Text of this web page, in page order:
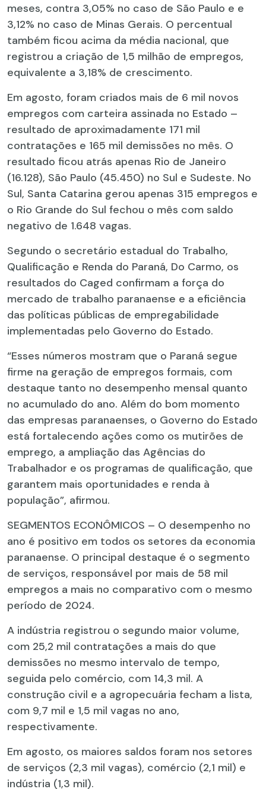
meses, contra 3,05% no caso de São Paulo e e
3,12% no caso de Minas Gerais. O percentual
também ficou acima da média nacional, que
registrou a criação de 1,5 milhão de empregos,
equivalente a 3,18% de crescimento.
Em agosto, foram criados mais de 6 mil novos
empregos com carteira assinada no Estado –
resultado de aproximadamente 171 mil
contratações e 165 mil demissões no mês. O
resultado ficou atrás apenas Rio de Janeiro
(16.128), São Paulo (45.450) no Sul e Sudeste. No
Sul, Santa Catarina gerou apenas 315 empregos e
o Rio Grande do Sul fechou o mês com saldo
negativo de 1.648 vagas.
Segundo o secretário estadual do Trabalho,
Qualificação e Renda do Paraná, Do Carmo, os
resultados do Caged confirmam a força do
mercado de trabalho paranaense e a eficiência
das políticas públicas de empregabilidade
implementadas pelo Governo do Estado.
“Esses números mostram que o Paraná segue
firme na geração de empregos formais, com
destaque tanto no desempenho mensal quanto
no acumulado do ano. Além do bom momento
das empresas paranaenses, o Governo do Estado
está fortalecendo ações como os mutirões de
emprego, a ampliação das Agências do
Trabalhador e os programas de qualificação, que
garantem mais oportunidades e renda à
população”, afirmou.
SEGMENTOS ECONÔMICOS – O desempenho no
ano é positivo em todos os setores da economia
paranaense. O principal destaque é o segmento
de serviços, responsável por mais de 58 mil
empregos a mais no comparativo com o mesmo
período de 2024.
A indústria registrou o segundo maior volume,
com 25,2 mil contratações a mais do que
demissões no mesmo intervalo de tempo,
seguida pelo comércio, com 14,3 mil. A
construção civil e a agropecuária fecham a lista,
com 9,7 mil e 1,5 mil vagas no ano,
respectivamente.
Em agosto, os maiores saldos foram nos setores
de serviços (2,3 mil vagas), comércio (2,1 mil) e
indústria (1,3 mil).